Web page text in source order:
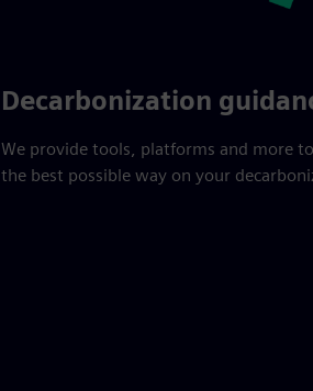
Decarbonization
We provide tools, platforms and more
the best possible way on your